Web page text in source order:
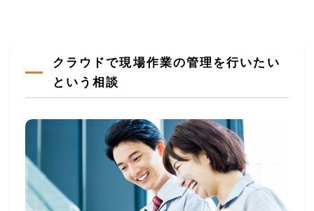
クラウドで現場作業の管理を行いたい
という相談